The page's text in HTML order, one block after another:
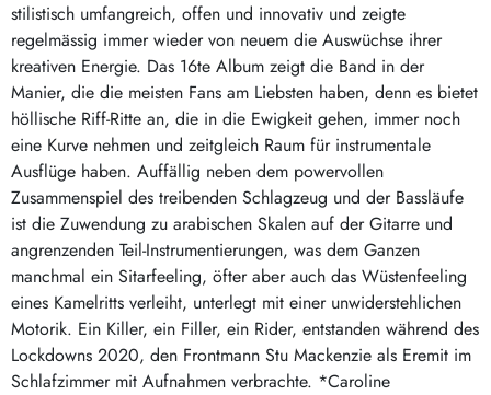
stilistisch umfangreich, offen und innovativ und zeigte
regelmässig immer wieder von neuem die Auswüchse ihrer
kreativen Energie. Das 16te Album zeigt die Band in der
Manier, die die meisten Fans am Liebsten haben, denn es bietet
höllische Riff-Ritte an, die in die Ewigkeit gehen, immer noch
eine Kurve nehmen und zeitgleich Raum für instrumentale
Ausflüge haben. Auffällig neben dem powervollen
Zusammenspiel des treibenden Schlagzeug und der Bassläufe
ist die Zuwendung zu arabischen Skalen auf der Gitarre und
angrenzenden Teil-Instrumentierungen, was dem Ganzen
manchmal ein Sitarfeeling, öfter aber auch das Wüstenfeeling
eines Kamelritts verleiht, unterlegt mit einer unwiderstehlichen
Motorik. Ein Killer, ein Filler, ein Rider, entstanden während des
Lockdowns 2020, den Frontmann Stu Mackenzie als Eremit im
Schlafzimmer mit Aufnahmen verbrachte. *Caroline